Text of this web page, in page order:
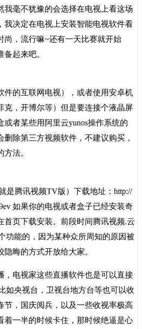
我毫不犹豫的会选择在电视上看这场
我决定在电视上安装智能电视软件看
尚，流行嘛~还有一天比赛就开始
起来吧。
件的互联网电视），或者使用安卓机
克，开博尔等）但是要连接个液晶屏
或者某些用阿里云yunos操作系统的
除第三方视频软件，不建议购买，
法。
是腾讯视频TV版）下载地址： http://
如果你的电视或者盒子已经安装奇
首页下载安装。前段时间腾讯视频.云
功能的，因为某种众所周知的原因被
晦的方式开放给大家。
，电视家这些直播软件也是可以直接
如央视台，卫视台地方台等也可以收
节，国庆阅兵，以及一些收视率极高
着一半的时候卡住，那时候绝逼是心